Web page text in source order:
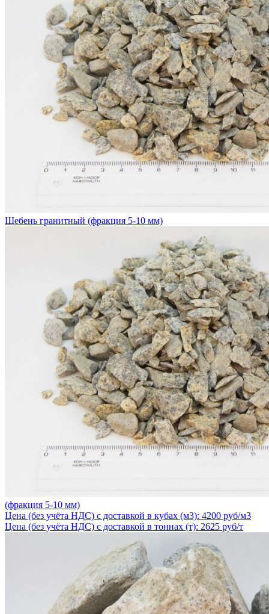
Щебень гранитный (фракция 5-10 мм)
(фракция 5-10 мм)
Цена (без учёта НДС) с доставкой в кубах (м3): 4200 руб/м3
Цена (без учёта НДС) с доставкой в тоннах (т): 2625 руб/т